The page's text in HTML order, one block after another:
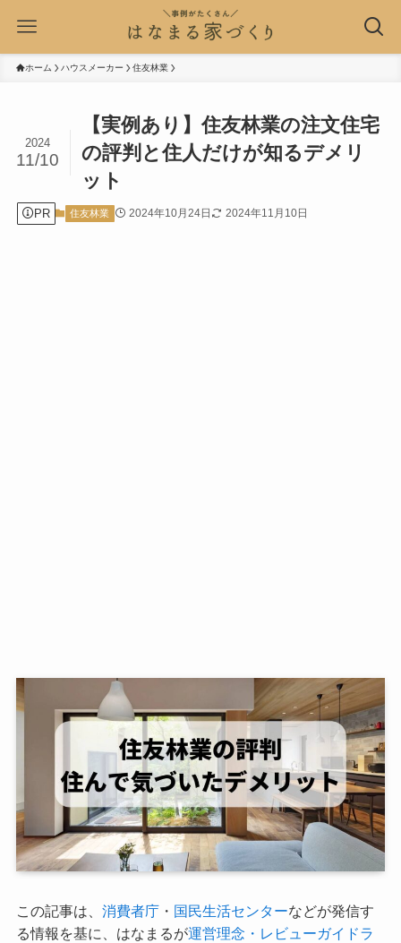
ホーム ハウスメーカー 住友林業
【実例あり】住友林業の注文住宅
の評判と住人だけが知るデメリ
ット
2024
11/10
PR 住友林業 2024年10月24日 2024年11月10日
この記事は、 消費者庁・ 国民生活センターなどが発信す
る情報を基に、はなまるが運営理念・レビューガイドラ